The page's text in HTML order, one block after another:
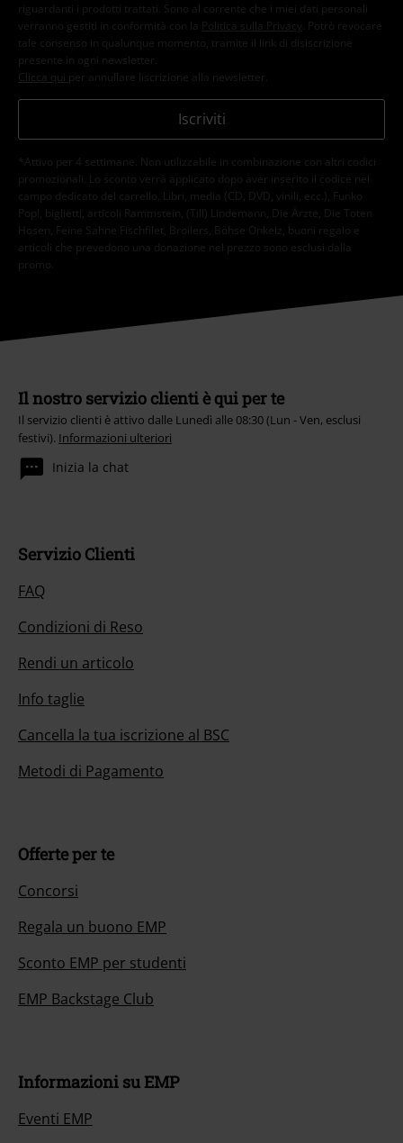
riguardanti i prodotti trattati. Sono al corrente che i miei dati personali
verranno gestiti in conformità con la
Politica sulla Privacy
. Potrò revocare
tale consenso in qualunque momento, tramite il link di disiscrizione
presente in ogni newsletter.
Clicca qui per annullare liscrizione alla newsletter.
Iscriviti
*Attivo per 4 settimane. Non utilizzabile in combinazione con altri codici
promozionali. Lo sconto verrà applicato dopo aver inserito il codice nel
campo dedicato del carrello. Libri, media (CD, DVD, vinili, ecc.), Funko
Pop!, biglietti, articoli Rammstein, (Till) Lindemann, Die Ärzte, Die Toten
Hosen, Feine Sahne Fischfilet, Broilers, Böhse Onkelz, buoni regalo e
articoli che prevedono una donazione nel prezzo sono esclusi dalla
promo.
Il nostro servizio clienti è qui per te
Il servizio clienti è attivo dalle Lunedì alle 08:30 (Lun - Ven, esclusi
festivi). Informazioni ulteriori
Inizia la chat
Servizio Clienti
FAQ
Condizioni di Reso
Rendi un articolo
Info taglie
Cancella la tua iscrizione al BSC
Metodi di Pagamento
Offerte per te
Concorsi
Regala un buono EMP
Sconto EMP per studenti
EMP Backstage Club
Informazioni su EMP
Eventi EMP